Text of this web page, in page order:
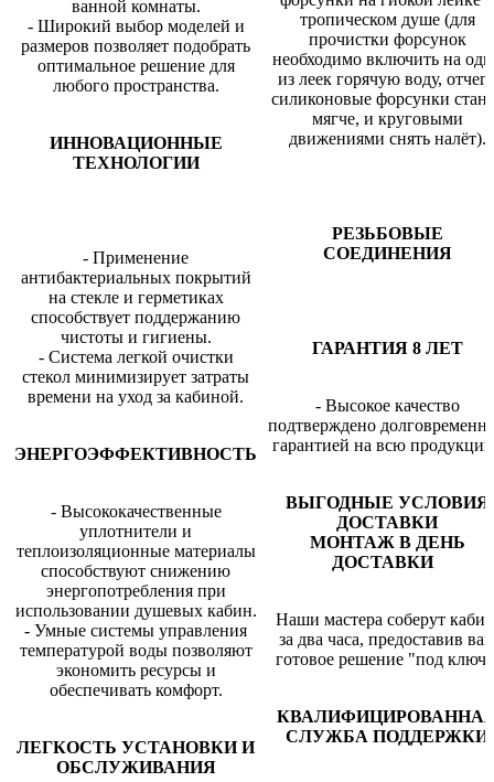
ванной комнаты.
- Широкий выбор моделей и
размеров позволяет подобрать
оптимальное решение для
любого пространства.
ИННОВАЦИОННЫЕ
ТЕХНОЛОГИИ
- Применение
антибактериальных покрытий
на стекле и герметиках
способствует поддержанию
чистоты и гигиены.
- Система легкой очистки
стекол минимизирует затраты
времени на уход за кабиной.
ЭНЕРГОЭФФЕКТИВНОСТЬ
- Высококачественные
уплотнители и
теплоизоляционные материалы
способствуют снижению
энергопотребления при
использовании душевых кабин.
- Умные системы управления
температурой воды позволяют
экономить ресурсы и
обеспечивать комфорт.
ЛЕГКОСТЬ УСТАНОВКИ И
ОБСЛУЖИВАНИЯ
тропическом душе (для
прочистки форсунок
необходимо включить на
из леек горячую воду,
силиконовые форсунки
мягче, и круговыми
движениями снять налёт).
РЕЗЬБОВЫЕ
СОЕДИНЕНИЯ
ГАРАНТИЯ 8 ЛЕТ
- Высокое качество
подтверждено
гарантией на всю
ВЫГОДНЫЕ УСЛОВИЯ
ДОСТАВКИ
МОНТАЖ В ДЕНЬ
ДОСТАВКИ
Наши мастера соберут
за два часа, предоставив вам
готовое решение "под
СЛУЖБА ПОДДЕРЖКИ